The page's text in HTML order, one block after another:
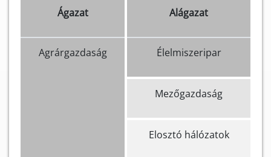
Ágazat Alágazat
Agrárgazdaság Élelmiszeripar
Mezőgazdaság
Elosztó hálózatok